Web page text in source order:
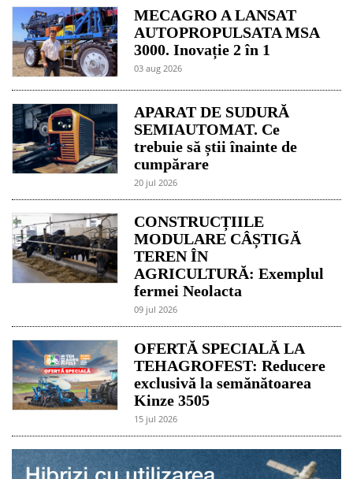
MECAGRO A LANSAT
AUTOPROPULSATA MSA
3000. Inovație 2 în 1
03 aug 2026
APARAT DE SUDURĂ
SEMIAUTOMAT. Ce
trebuie să știi înainte de
cumpărare
20 jul 2026
CONSTRUCȚIILE
MODULARE CÂȘTIGĂ
TEREN ÎN
AGRICULTURĂ: Exemplul
fermei Neolacta
09 jul 2026
OFERTĂ SPECIALĂ LA
TEHAGROFEST: Reducere
exclusivă la semănătoarea
Kinze 3505
15 jul 2026